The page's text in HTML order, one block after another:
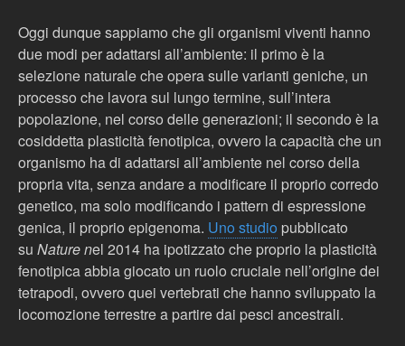
Oggi dunque sappiamo che gli organismi viventi hanno
due modi per adattarsi all’ambiente: il primo è la
selezione naturale che opera sulle varianti geniche, un
processo che lavora sul lungo termine, sull’intera
popolazione, nel corso delle generazioni; il secondo è la
cosiddetta plasticità fenotipica, ovvero la capacità che un
organismo ha di adattarsi all’ambiente nel corso della
propria vita, senza andare a modificare il proprio corredo
genetico, ma solo modificando i pattern di espressione
genica, il proprio epigenoma. Uno studio pubblicato
su Nature nel 2014 ha ipotizzato che proprio la plasticità
fenotipica abbia giocato un ruolo cruciale nell’origine dei
tetrapodi, ovvero quei vertebrati che hanno sviluppato la
locomozione terrestre a partire dai pesci ancestrali.